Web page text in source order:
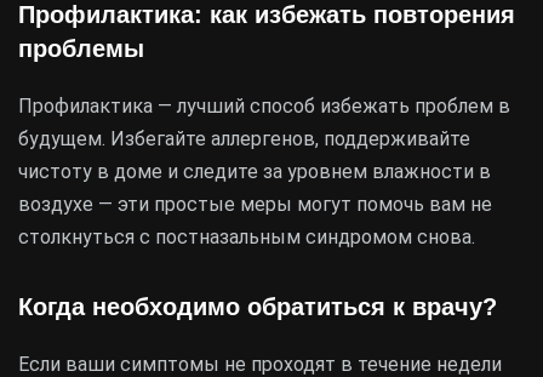
Профилактика: как избежать повторения
проблемы
Профилактика — лучший способ избежать проблем в
будущем. Избегайте аллергенов, поддерживайте
чистоту в доме и следите за уровнем влажности в
воздухе — эти простые меры могут помочь вам не
столкнуться с постназальным синдромом снова.
Когда необходимо обратиться к врачу?
Если ваши симптомы не проходят в течение недели